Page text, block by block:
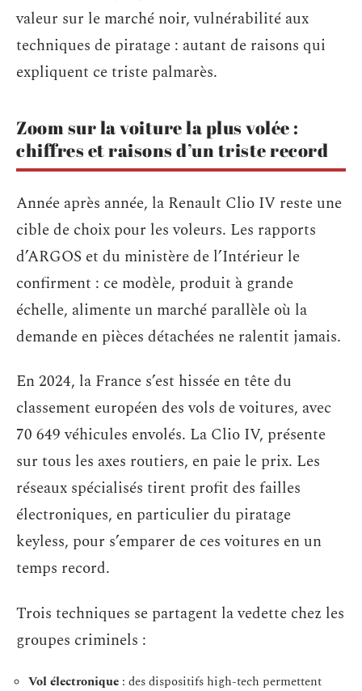
valeur sur le marché noir, vulnérabilité aux
techniques de piratage : autant de raisons qui
expliquent ce triste palmarès.
Zoom sur la voiture la plus volée :
chiffres et raisons d’un triste record
Année après année, la Renault Clio IV reste une
cible de choix pour les voleurs. Les rapports
d’ARGOS et du ministère de l’Intérieur le
confirment : ce modèle, produit à grande
échelle, alimente un marché parallèle où la
demande en pièces détachées ne ralentit jamais.
En 2024, la France s’est hissée en tête du
classement européen des vols de voitures, avec
70 649 véhicules envolés. La Clio IV, présente
sur tous les axes routiers, en paie le prix. Les
réseaux spécialisés tirent profit des failles
électroniques, en particulier du piratage
keyless, pour s’emparer de ces voitures en un
temps record.
Trois techniques se partagent la vedette chez les
groupes criminels :
Vol électronique : des dispositifs high-tech permettent